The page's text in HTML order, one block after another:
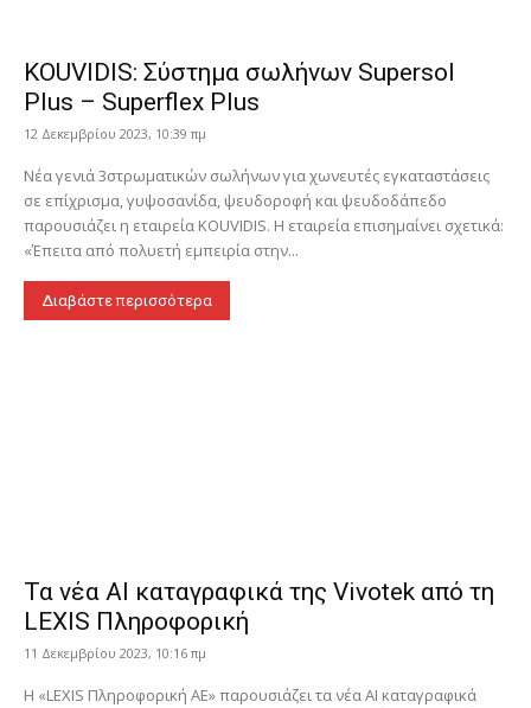
KOUVIDIS: Σύστημα σωλήνων Supersol
Plus – Superflex Plus
12 Δεκεμβρίου 2023, 10:39 πμ
Νέα γενιά 3στρωματικών σωλήνων για χωνευτές εγκαταστάσεις
σε επίχρισμα, γυψοσανίδα, ψευδοροφή και ψευδοδάπεδο
παρουσιάζει η εταιρεία KOUVIDIS. Η εταιρεία επισημαίνει σχετικά:
«Έπειτα από πολυετή εμπειρία στην...
Διαβάστε περισσότερα
Τα νέα ΑΙ καταγραφικά της Vivotek από τη
LEXIS Πληροφορική
11 Δεκεμβρίου 2023, 10:16 πμ
Η «LEXIS Πληροφορική ΑΕ» παρουσιάζει τα νέα ΑΙ καταγραφικά